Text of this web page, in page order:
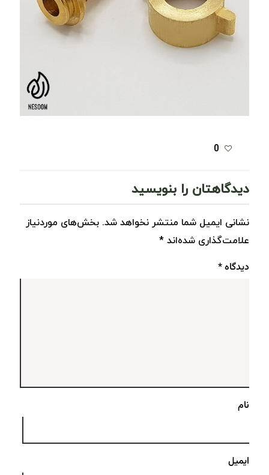
0
دیدگاهتان را بنویسید
نشانی ایمیل شما منتشر نخواهد شد. بخش‌های موردنیاز
علامت‌گذاری شده‌اند *
دیدگاه*
نام
ایمیل